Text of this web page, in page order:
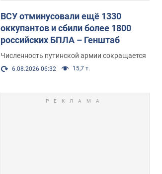
ВСУ отминусовали ещё 1330
оккупантов и сбили более 1800
российских БПЛА – Генштаб
Численность путинской армии сокращается
6.08.2026 06:32 15,7 т.